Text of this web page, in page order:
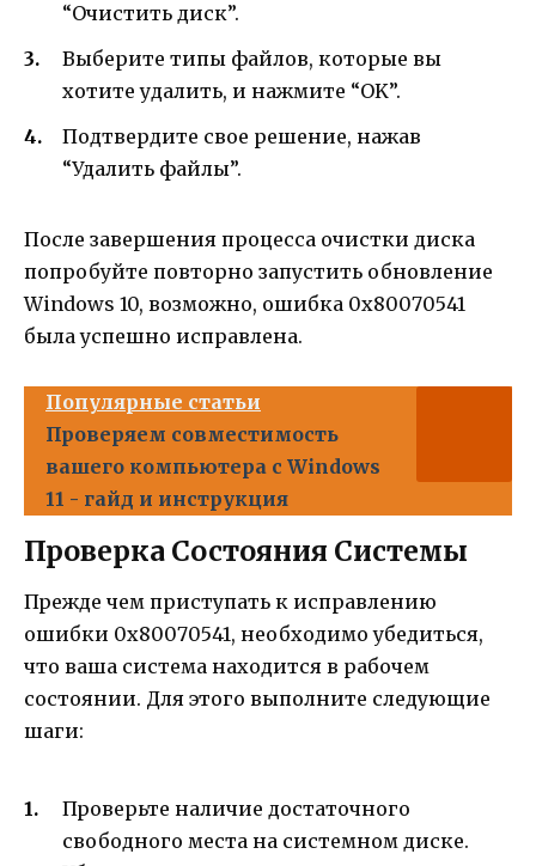
“Очистить диск”.
Выберите типы файлов, которые вы
хотите удалить, и нажмите “OK”.
Подтвердите свое решение, нажав
“Удалить файлы”.
После завершения процесса очистки диска
попробуйте повторно запустить обновление
Windows 10, возможно, ошибка 0x80070541
была успешно исправлена.
Популярные статьи
Проверяем совместимость
вашего компьютера с Windows
11 - гайд и инструкция
Проверка Состояния Системы
Прежде чем приступать к исправлению
ошибки 0x80070541, необходимо убедиться,
что ваша система находится в рабочем
состоянии. Для этого выполните следующие
шаги:
Проверьте наличие достаточного
свободного места на системном диске.